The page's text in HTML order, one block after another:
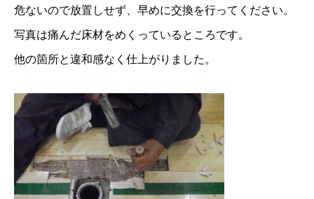
危ないので放置しせず、早めに交換を行ってください。
写真は痛んだ床材をめくっているところです。
他の箇所と違和感なく仕上がりました。